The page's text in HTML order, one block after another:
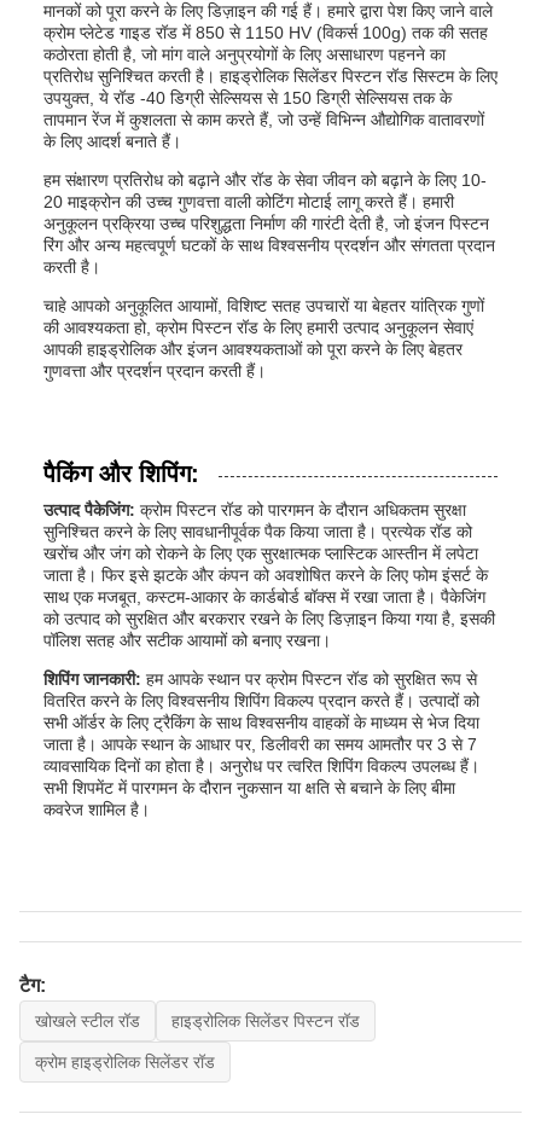
मानकों को पूरा करने के लिए डिज़ाइन की गई हैं। हमारे द्वारा पेश किए जाने वाले
क्रोम प्लेटेड गाइड रॉड में 850 से 1150 HV (विकर्स 100g) तक की सतह
कठोरता होती है, जो मांग वाले अनुप्रयोगों के लिए असाधारण पहनने का
प्रतिरोध सुनिश्चित करती है। हाइड्रोलिक सिलेंडर पिस्टन रॉड सिस्टम के लिए
उपयुक्त, ये रॉड -40 डिग्री सेल्सियस से 150 डिग्री सेल्सियस तक के
तापमान रेंज में कुशलता से काम करते हैं, जो उन्हें विभिन्न औद्योगिक वातावरणों
के लिए आदर्श बनाते हैं।
हम संक्षारण प्रतिरोध को बढ़ाने और रॉड के सेवा जीवन को बढ़ाने के लिए 10-
20 माइक्रोन की उच्च गुणवत्ता वाली कोटिंग मोटाई लागू करते हैं। हमारी
अनुकूलन प्रक्रिया उच्च परिशुद्धता निर्माण की गारंटी देती है, जो इंजन पिस्टन
रिंग और अन्य महत्वपूर्ण घटकों के साथ विश्वसनीय प्रदर्शन और संगतता प्रदान
करती है।
चाहे आपको अनुकूलित आयामों, विशिष्ट सतह उपचारों या बेहतर यांत्रिक गुणों
की आवश्यकता हो, क्रोम पिस्टन रॉड के लिए हमारी उत्पाद अनुकूलन सेवाएं
आपकी हाइड्रोलिक और इंजन आवश्यकताओं को पूरा करने के लिए बेहतर
गुणवत्ता और प्रदर्शन प्रदान करती हैं।
पैकिंग और शिपिंग:
उत्पाद पैकेजिंग: क्रोम पिस्टन रॉड को पारगमन के दौरान अधिकतम सुरक्षा
सुनिश्चित करने के लिए सावधानीपूर्वक पैक किया जाता है। प्रत्येक रॉड को
खरोंच और जंग को रोकने के लिए एक सुरक्षात्मक प्लास्टिक आस्तीन में लपेटा
जाता है। फिर इसे झटके और कंपन को अवशोषित करने के लिए फोम इंसर्ट के
साथ एक मजबूत, कस्टम-आकार के कार्डबोर्ड बॉक्स में रखा जाता है। पैकेजिंग
को उत्पाद को सुरक्षित और बरकरार रखने के लिए डिज़ाइन किया गया है, इसकी
पॉलिश सतह और सटीक आयामों को बनाए रखना।
शिपिंग जानकारी: हम आपके स्थान पर क्रोम पिस्टन रॉड को सुरक्षित रूप से
वितरित करने के लिए विश्वसनीय शिपिंग विकल्प प्रदान करते हैं। उत्पादों को
सभी ऑर्डर के लिए ट्रैकिंग के साथ विश्वसनीय वाहकों के माध्यम से भेज दिया
जाता है। आपके स्थान के आधार पर, डिलीवरी का समय आमतौर पर 3 से 7
व्यावसायिक दिनों का होता है। अनुरोध पर त्वरित शिपिंग विकल्प उपलब्ध हैं।
सभी शिपमेंट में पारगमन के दौरान नुकसान या क्षति से बचाने के लिए बीमा
कवरेज शामिल है।
टैग:
खोखले स्टील रॉड हाइड्रोलिक सिलेंडर पिस्टन रॉड
क्रोम हाइड्रोलिक सिलेंडर रॉड